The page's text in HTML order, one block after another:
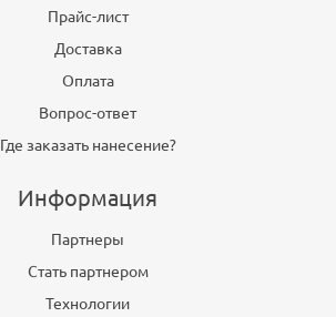
Прайс-лист
Доставка
Оплата
Вопрос-ответ
Где заказать нанесение?
Информация
Партнеры
Стать партнером
Технологии